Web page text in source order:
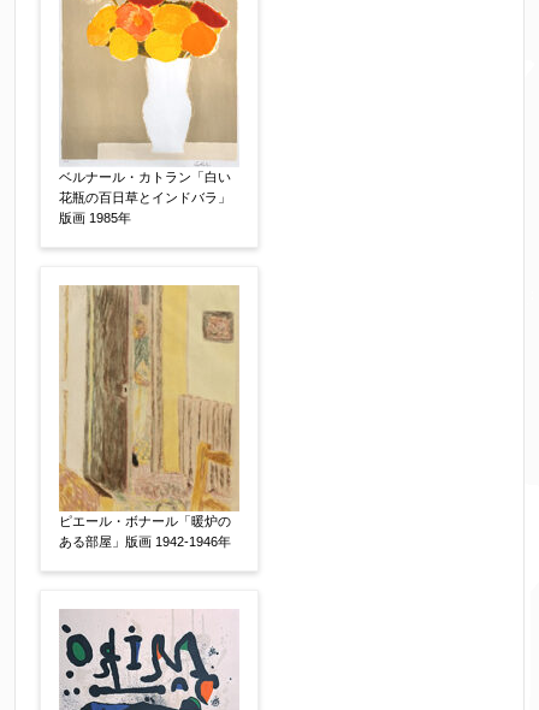
いか、アドレス間違え、迷惑メールフィルター等
により弊社からのお返事も受信できない場合がご
ざいますので、お電話(
合わせください。
電話番号 【必須】
※携帯電話などご連絡が取りやすいお電話番号を
郵便番号 【必須】
↓郵便番号を入力すると住所の最初が自動入力さ
れます。番地以下は任意でも結構です。
ご住所 【必須】
ベルナール・カトラン「白い
花瓶の百日草とインドバラ」
版画 1985年
ピエール・ボナール「暖炉の
ある部屋」版画 1942-1946年